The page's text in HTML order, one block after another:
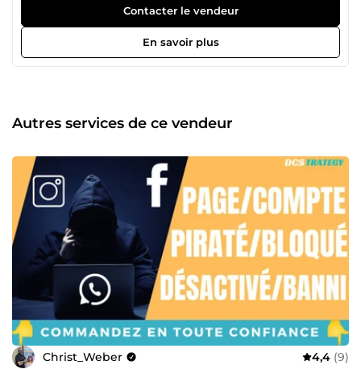
DCSTRATEGY. Avec mon équipe, j’accompagne les auteurs
et entrepreneurs sur Amazon KDP et le marketing digital à
360° pour construire un business rentable. 💬 Contacte-moi
dès maintenant pour transformer ton projet en résultats
Contacter le vendeur
En savoir plus
Autres services de ce vendeur
Christ_Weber 4,4 (9)